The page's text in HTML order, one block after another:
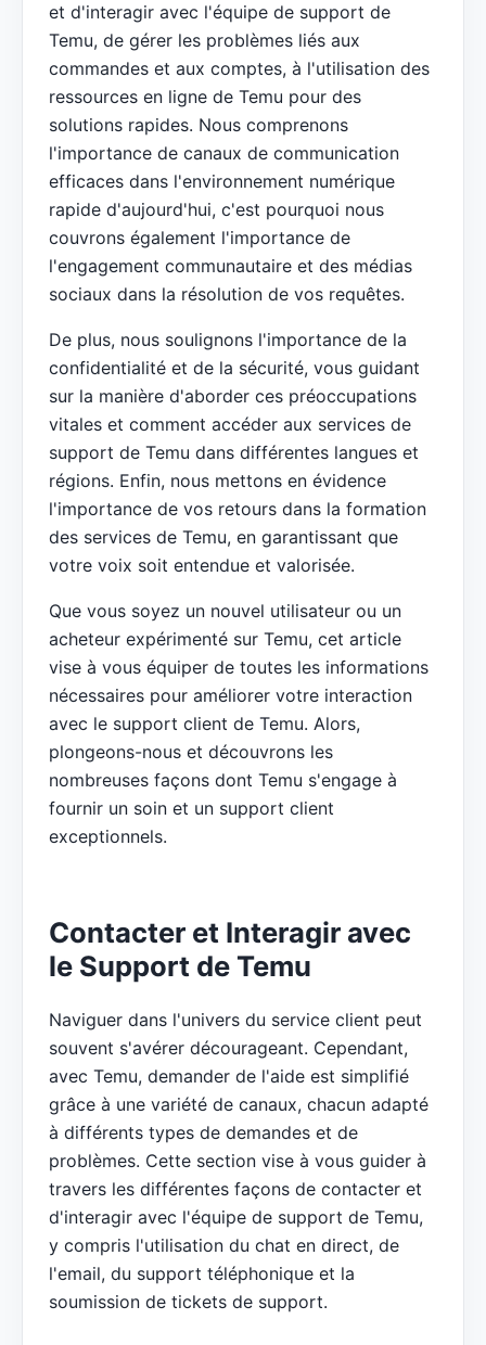
et d'interagir avec l'équipe de support de
Temu, de gérer les problèmes liés aux
commandes et aux comptes, à l'utilisation des
ressources en ligne de Temu pour des
solutions rapides. Nous comprenons
l'importance de canaux de communication
efficaces dans l'environnement numérique
rapide d'aujourd'hui, c'est pourquoi nous
couvrons également l'importance de
l'engagement communautaire et des médias
sociaux dans la résolution de vos requêtes.
De plus, nous soulignons l'importance de la
confidentialité et de la sécurité, vous guidant
sur la manière d'aborder ces préoccupations
vitales et comment accéder aux services de
support de Temu dans différentes langues et
régions. Enfin, nous mettons en évidence
l'importance de vos retours dans la formation
des services de Temu, en garantissant que
votre voix soit entendue et valorisée.
Que vous soyez un nouvel utilisateur ou un
acheteur expérimenté sur Temu, cet article
vise à vous équiper de toutes les informations
nécessaires pour améliorer votre interaction
avec le support client de Temu. Alors,
plongeons-nous et découvrons les
nombreuses façons dont Temu s'engage à
fournir un soin et un support client
exceptionnels.
Contacter et Interagir avec
le Support de Temu
Naviguer dans l'univers du service client peut
souvent s'avérer décourageant. Cependant,
avec Temu, demander de l'aide est simplifié
grâce à une variété de canaux, chacun adapté
à différents types de demandes et de
problèmes. Cette section vise à vous guider à
travers les différentes façons de contacter et
d'interagir avec l'équipe de support de Temu,
y compris l'utilisation du chat en direct, de
l'email, du support téléphonique et la
soumission de tickets de support.